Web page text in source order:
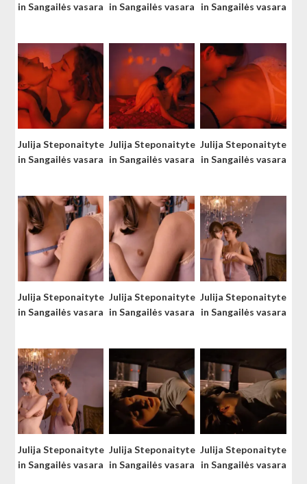
in Sangailės vasara in Sangailės vasara
in Sangailės vasara
Julija Steponaityte
in Sangailės vasara
Julija Steponaityte
in Sangailės vasara
Julija Steponaityte
in Sangailės vasara
Julija Steponaityte
in Sangailės vasara
Julija Steponaityte
in Sangailės vasara
Julija Steponaityte
in Sangailės vasara
Julija Steponaityte
in Sangailės vasara
Julija Steponaityte
in Sangailės vasara
Julija Steponaityte
in Sangailės vasara